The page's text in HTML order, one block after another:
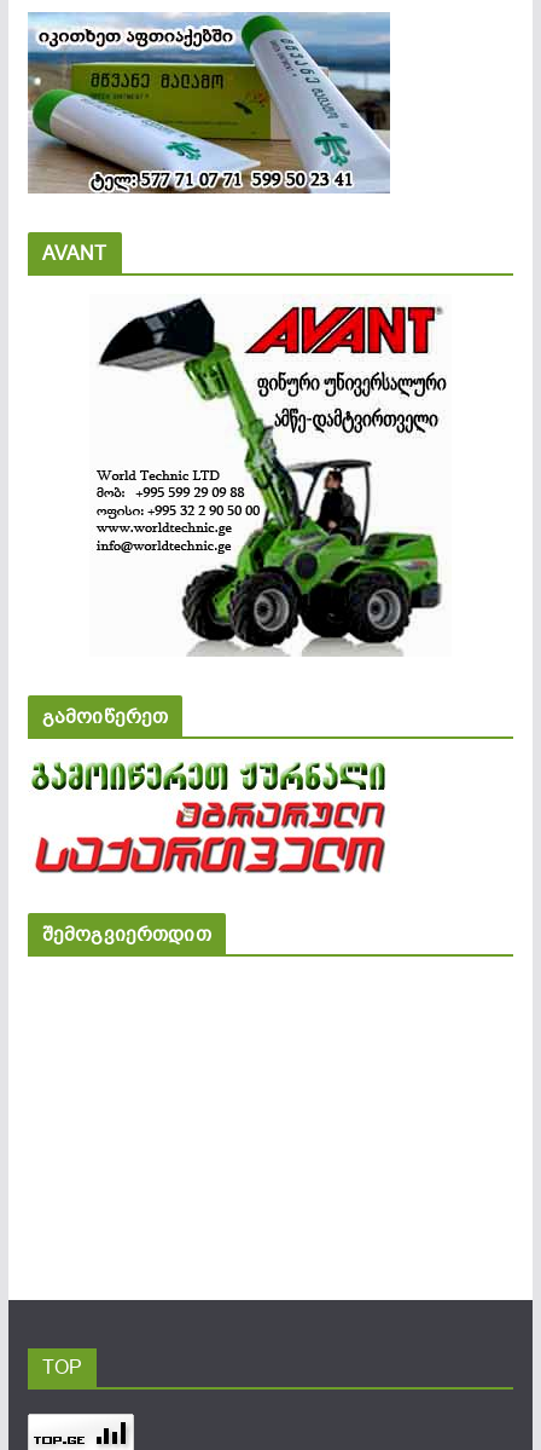
AVANT
გამოიწერეთ
შემოგვიერთდით
TOP